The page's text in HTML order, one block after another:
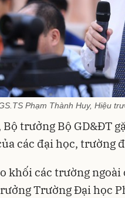
Phạm Thành Huy, Hiệu
trưởng Bộ GD&ĐT
các đại học, trường
khối các trường ngoài
Trường Đại học